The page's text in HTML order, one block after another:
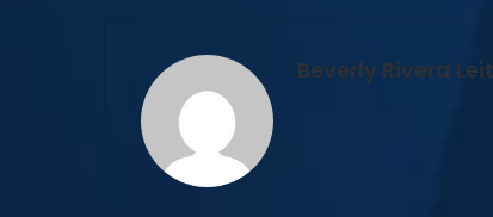
Beverly Rivera